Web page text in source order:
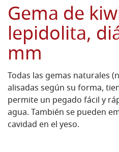
Gema de
lepidolita,
mm
Todas las gemas naturales
alisadas según su forma,
permite un pegado fácil y
agua. También se pueden
cavidad en el yeso.